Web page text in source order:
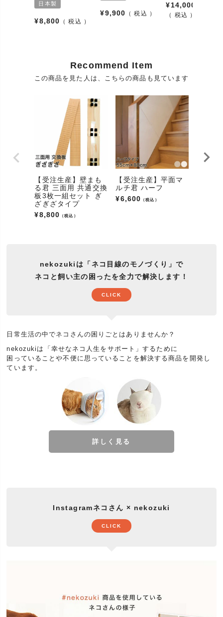
爪とぎ防止(対策/壁保護/柱保護/傷つかない/家を傷つ
けない/貼るだけ/賃貸対応)、傷(ひっかき)、カバー
爪(つめ/巻き爪/深爪)、ネイル
使用方法
付属の取扱説明書に従い設置してください。
室内 壁(壁面/壁面コーナー/壁の角)、柱
岩手県産杉材またはサワラ材（国産素材）、固定フ
レーム、画鋲、マジックテープ
箱
パッケージ
1
宅配便
お届け先の地域により異なります。
お手入れ用品、ケア(ケア用品/ケアグッズ)、グルー
ッズ)、猫雑貨(ネコ雑貨、ねこ雑貨、猫雑貨屋)、猫
アイテム(ネコアイテム、ねこアイテム)、猫用具(ネ
コ用具、ねこ用具)、ペット用品(ペットグッズ、ペッ
トグッズショップ、ペットアイテム、ペット雑貨)、
商品(アイテム、小物、インテリア)
(アニマル/
ペット)
猫、ねこ、ネコ、愛猫、キャット
鼻が低い短頭種の猫種から黒猫(クロネコ)、茶トラ
サビ猫(錆び猫)、スコティッシュ(スコティッシュフ
ォールド、スコティッシュフォールドロング)、アメ
リカンショートヘア、雑種猫(ミックス)、短毛種、長
毛種などすべての猫種
小型、中型、大型
子猫、成猫、高齢猫(老猫/シニア猫/年寄り猫)
当店の壁まもるはプレゼントにも好評です。
する企画『ネコさんとの暮らしの大辞典』ランキン
グ常連の人気商品、福袋、セットなど。安い、お得
日本製
¥8,800 税込
¥9,900 税込
¥14,000
税込
Recommend Item
この商品を見た人は、こちらの商品も見ています
【受注生産】壁まも
る君 三面用 共通交換
板3枚一組セット ぎ
ざぎざタイプ
¥8,800 （税込）
【受注生産】平面マ
ルチ君 ハーフ
¥6,600 （税込）
nekozukiは「ネコ目線のモノづくり」で
ネコと飼い主の困ったを全力で解決します！
CLICK
日常生活の中でネコさんの困りごとはありませんか？
nekozukiは「幸せなネコ人生をサポート」するために
困っていることや不便に思っていることを解決する商品を開発し
ています。
詳しく見る
Instagramネコさん × nekozuki
CLICK